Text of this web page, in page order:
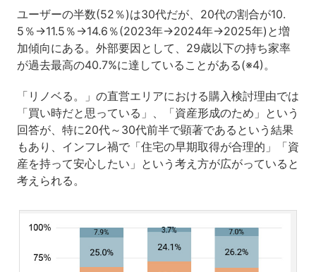
ユーザーの半数(52％)は30代だが、20代の割合が10.
5％→11.5％→14.6％(2023年→2024年→2025年)と増
加傾向にある。外部要因として、29歳以下の持ち家率
が過去最高の40.7%に達していることがある(※4)。
「リノベる。」の直営エリアにおける購入検討理由では
「買い時だと思っている」、「資産形成のため」という
回答が、特に20代～30代前半で顕著であるという結果
もあり、インフレ禍で「住宅の早期取得が合理的」「資
産を持って安心したい」という考え方が広がっていると
考えられる。